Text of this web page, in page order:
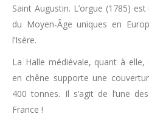
Saint Augustin. L’orgue (1785)
du Moyen-Âge uniques en
l’Isère.
La Halle médiévale, quant à
en chêne supporte une
400 tonnes. Il s’agit de l’une
France !